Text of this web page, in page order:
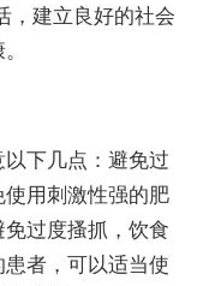
，建立良好的社会
下几点：避免过
用刺激性强的肥
过度搔抓，饮食
者，可以适当使